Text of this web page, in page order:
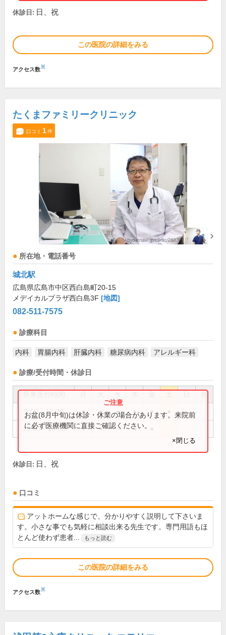
休診日: 日、祝
この医院の詳細をみる
アクセス数※
たくまファミリークリニック
口コミ 1件
所在地・電話番号
城北駅
広島県広島市中区西白島町20-15
メデイカルプラザ西白島3F [地図]
082-511-7575
診療科目
内科 胃腸内科 肝臓内科 糖尿病内科 アレルギー科
診療/受付時間・休診日
祝
9:00～12:30 ● ● ● ● ●
15:00～18:00 ● ● ●
お盆(8月中旬)は休診・休業の場合があります。来院前
に必ず医療機関に直接ご確認ください。
×閉じる
休診日: 日、祝
口コミ
アットホームな感じで、分かりやすく説明して下さいま
す。小さな事でも気軽に相談出来る先生です。専門用語もほ
とんど使わず患者...
もっと読む
この医院の詳細をみる
アクセス数※